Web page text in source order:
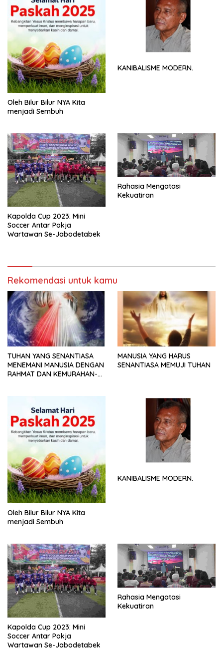
Oleh Bilur Bilur NYA Kita
menjadi Sembuh
KANIBALISME MODERN.
Kapolda Cup 2023: Mini
Soccer Antar Pokja
Wartawan Se-Jabodetabek
Rahasia Mengatasi
Kekuatiran
Rekomendasi untuk kamu
TUHAN YANG SENANTIASA
MENEMANI MANUSIA DENGAN
RAHMAT DAN KEMURAHAN-
MANUSIA YANG HARUS
SENANTIASA MEMUJI TUHAN
Oleh Bilur Bilur NYA Kita
menjadi Sembuh
KANIBALISME MODERN.
Kapolda Cup 2023: Mini
Soccer Antar Pokja
Wartawan Se-Jabodetabek
Rahasia Mengatasi
Kekuatiran